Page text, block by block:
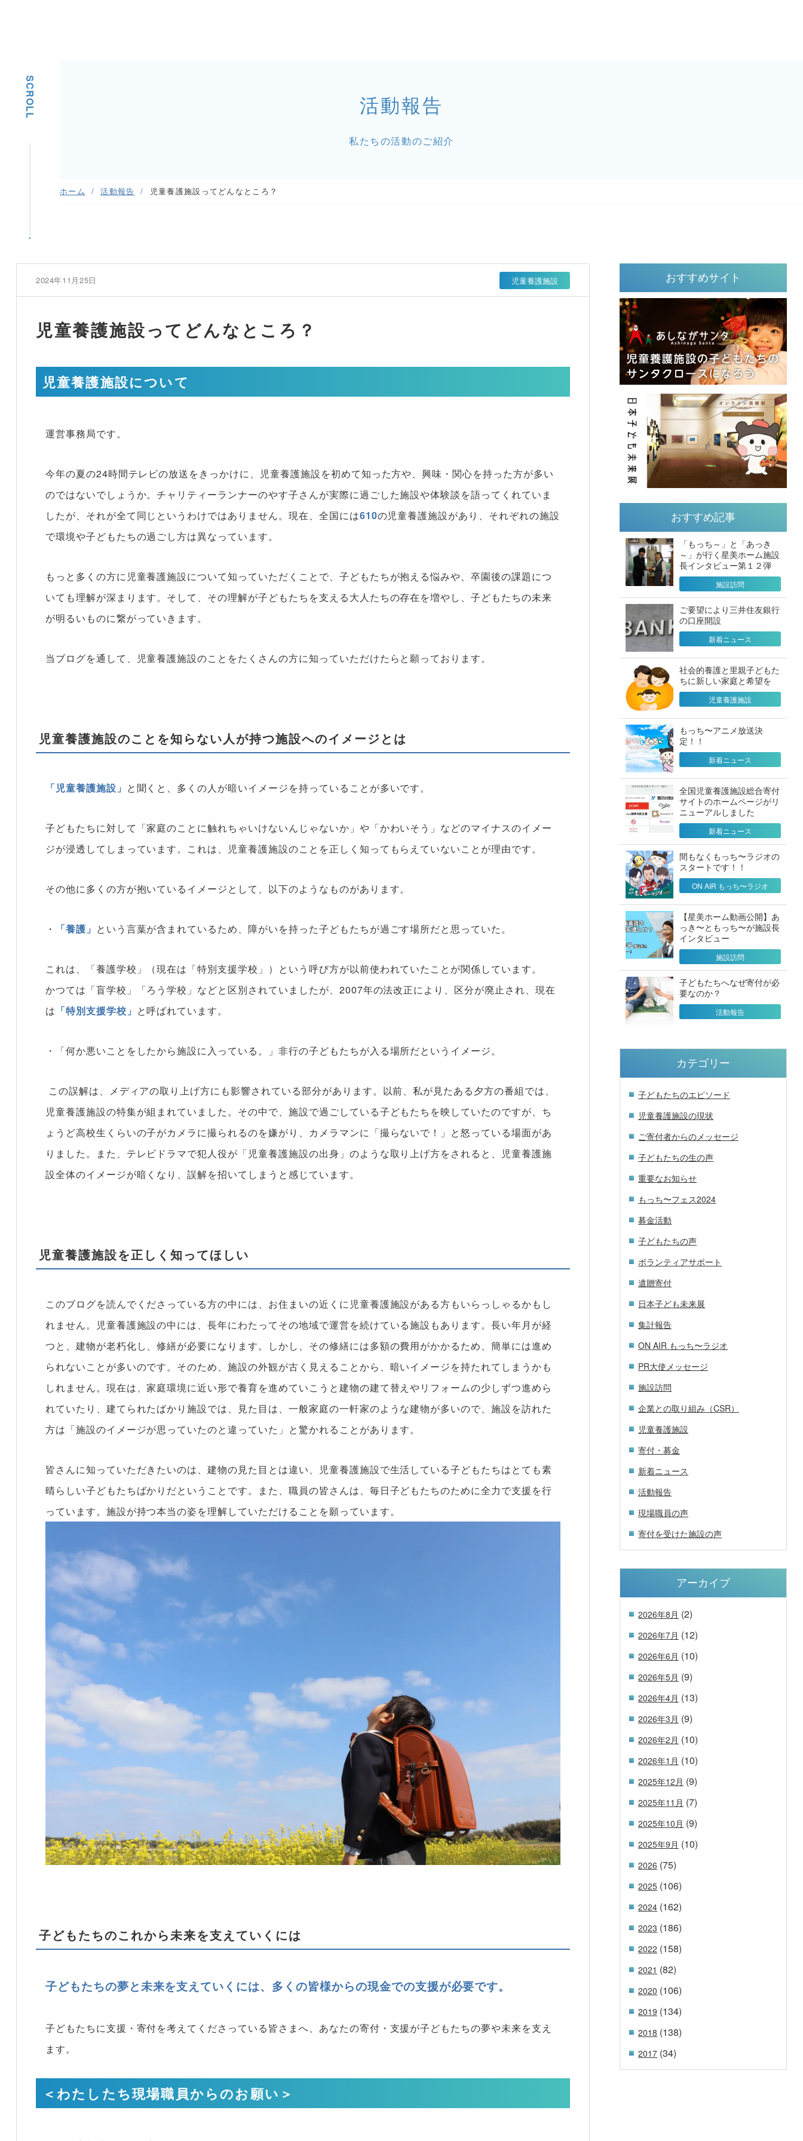
SCROLL 活動報告
私たちの活動のご紹介
ホーム 活動報告 児童養護施設ってどんなところ？
2024年11月25日 児童養護施設
児童養護施設ってどんなところ？
児童養護施設について
運営事務局です。
今年の夏の24時間テレビの放送をきっかけに、児童養護施設を初めて知った方や、興味・関心を持った方が多い
のではないでしょうか。チャリティーランナーのやす子さんが実際に過ごした施設や体験談を語ってくれていま
したが、それが全て同じというわけではありません。現在、全国には610の児童養護施設があり、それぞれの施設
で環境や子どもたちの過ごし方は異なっています。
もっと多くの方に児童養護施設について知っていただくことで、子どもたちが抱える悩みや、卒園後の課題につ
いても理解が深まります。そして、その理解が子どもたちを支える大人たちの存在を増やし、子どもたちの未来
が明るいものに繋がっていきます。
当ブログを通して、児童養護施設のことをたくさんの方に知っていただけたらと願っております。
児童養護施設のことを知らない人が持つ施設へのイメージとは
「児童養護施設」 と聞くと、多くの人が暗いイメージを持っていることが多いです。
子どもたちに対して「家庭のことに触れちゃいけないんじゃないか」や「かわいそう」などのマイナスのイメー
ジが浸透してしまっています。これは、児童養護施設のことを正しく知ってもらえていないことが理由です。
その他に多くの方が抱いているイメージとして、以下のようなものがあります。
・ 「養護」 という言葉が含まれているため、障がいを持った子どもたちが過ごす場所だと思っていた。
これは、「養護学校」（現在は「特別支援学校」）という呼び方が以前使われていたことが関係しています。
かつては「盲学校」「ろう学校」などと区別されていましたが、2007年の法改正により、区分が廃止され、現在
は 「特別支援学校」 と呼ばれています。
・「何か悪いことをしたから施設に入っている。」非行の子どもたちが入る場所だというイメージ。
この誤解は、メディアの取り上げ方にも影響されている部分があります。以前、私が見たある夕方の番組では、
児童養護施設の特集が組まれていました。その中で、施設で過ごしている子どもたちを映していたのですが、ち
ょうど高校生くらいの子がカメラに撮られるのを嫌がり、カメラマンに「撮らないで！」と怒っている場面があ
りました。また、テレビドラマで犯人役が「児童養護施設の出身」のような取り上げ方をされると、児童養護施
設全体のイメージが暗くなり、誤解を招いてしまうと感じています。
児童養護施設を正しく知ってほしい
このブログを読んでくださっている方の中には、お住まいの近くに児童養護施設がある方もいらっしゃるかもし
れません。児童養護施設の中には、長年にわたってその地域で運営を続けている施設もあります。長い年月が経
つと、建物が老朽化し、修繕が必要になります。しかし、その修繕には多額の費用がかかるため、簡単には進め
られないことが多いのです。そのため、施設の外観が古く見えることから、暗いイメージを持たれてしまうかも
しれません。現在は、家庭環境に近い形で養育を進めていこうと建物の建て替えやリフォームの少しずつ進めら
れていたり、建てられたばかり施設では、見た目は、一般家庭の一軒家のような建物が多いので、施設を訪れた
方は「施設のイメージが思っていたのと違っていた」と驚かれることがあります。
皆さんに知っていただきたいのは、建物の見た目とは違い、児童養護施設で生活している子どもたちはとても素
晴らしい子どもたちばかりだということです。また、職員の皆さんは、毎日子どもたちのために全力で支援を行
っています。施設が持つ本当の姿を理解していただけることを願っています。
子どもたちのこれから未来を支えていくには
子どもたちの夢と未来を支えていくには、多くの皆様からの現金での支援が必要です。
子どもたちに支援・寄付を考えてくださっている皆さまへ、あなたの寄付・支援が子どもたちの夢や未来を支え
ます。
＜わたしたち現場職員からのお願い＞
おすすめサイト
おすすめ記事
「もっち～」と「あっき
～」が行く星美ホーム施設
長インタビュー第１２弾
施設訪問
ご要望により三井住友銀行
の口座開設
新着ニュース
社会的養護と里親子どもた
ちに新しい家庭と希望を
児童養護施設
もっち〜アニメ放送決
定！！
新着ニュース
全国児童養護施設総合寄付
サイトのホームページがリ
ニューアルしました
新着ニュース
間もなくもっち〜ラジオの
スタートです！！
ON AIR もっち〜ラジオ
【星美ホーム動画公開】あ
っき〜ともっち〜が施設長
インタビュー
施設訪問
子どもたちへなぜ寄付が必
要なのか？
活動報告
カテゴリー
子どもたちのエピソード
児童養護施設の現状
ご寄付者からのメッセージ
子どもたちの生の声
重要なお知らせ
もっち〜フェス2024
募金活動
子どもたちの声
ボランティアサポート
遺贈寄付
日本子ども未来展
集計報告
ON AIR もっち〜ラジオ
PR大使メッセージ
施設訪問
企業との取り組み（CSR）
児童養護施設
寄付・募金
新着ニュース
活動報告
現場職員の声
寄付を受けた施設の声
アーカイブ
2026年8月 (2)
2026年7月 (12)
2026年6月 (10)
2026年5月 (9)
2026年4月 (13)
2026年3月 (9)
2026年2月 (10)
2026年1月 (10)
2025年12月 (9)
2025年11月 (7)
2025年10月 (9)
2025年9月 (10)
2026 (75)
2025 (106)
2024 (162)
2023 (186)
2022 (158)
2021 (82)
2020 (106)
2019 (134)
2018 (138)
2017 (34)